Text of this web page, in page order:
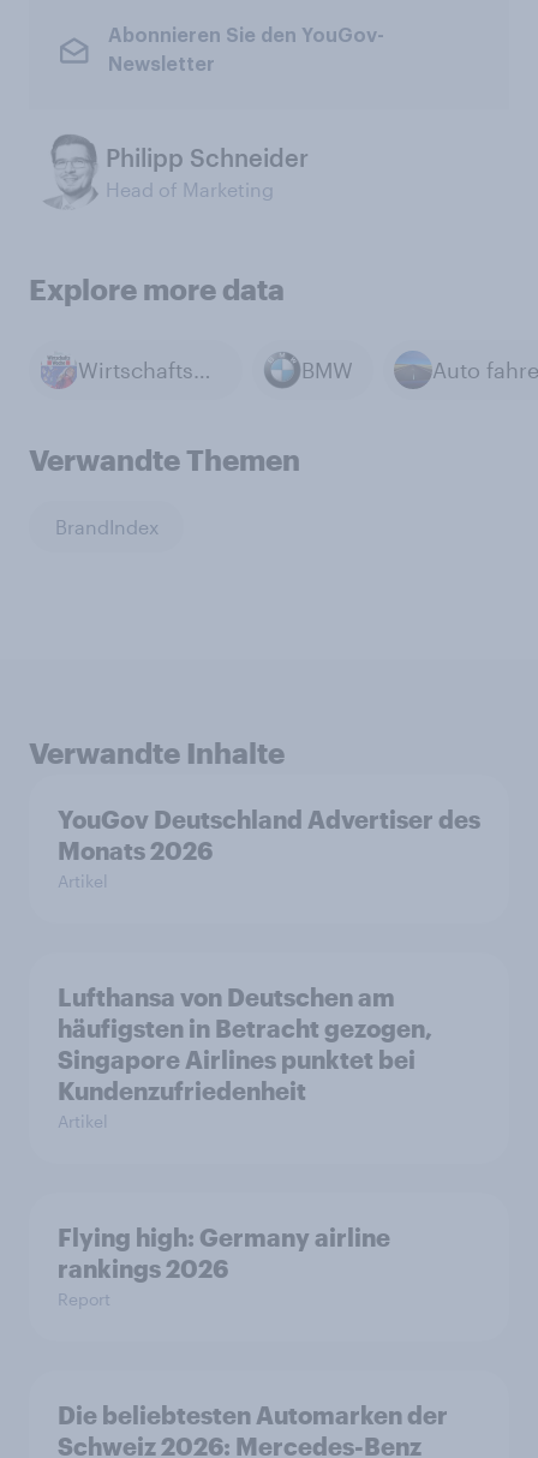
Abonnieren Sie den YouGov-
Newsletter
Philipp Schneider
Head of Marketing
Explore more data
Wirtschaftswoche BMW Auto
Verwandte Themen
BrandIndex
Verwandte Inhalte
YouGov Deutschland Advertiser des
Monats 2026
Artikel
Lufthansa von Deutschen am
häufigsten in Betracht gezogen,
Singapore Airlines punktet bei
Kundenzufriedenheit
Artikel
Flying high: Germany airline
rankings 2026
Report
Die beliebtesten Automarken der
Schweiz 2026: Mercedes-Benz